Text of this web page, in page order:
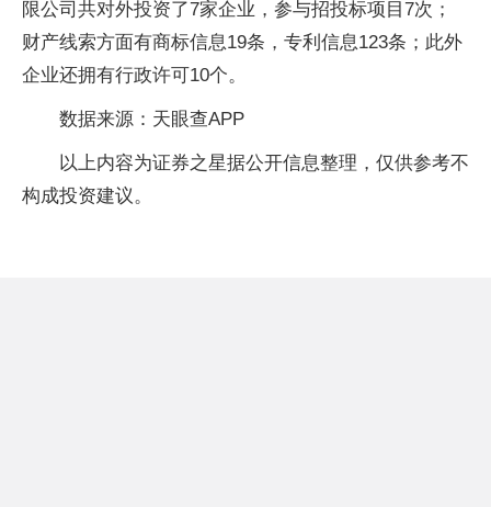
限公司共对外投资了7家企业，参与招投标项目7次；
财产线索方面有商标信息19条，专利信息123条；此外
企业还拥有行政许可10个。
数据来源：天眼查APP
以上内容为证券之星据公开信息整理，仅供参考不
构成投资建议。